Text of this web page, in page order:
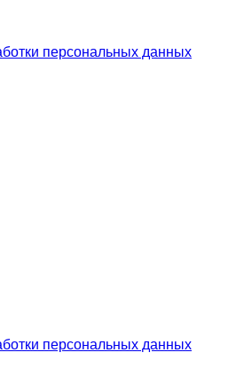
персональных данных
персональных данных